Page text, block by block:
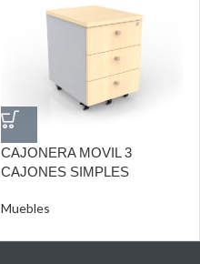
CAJONERA MOVIL 3
CAJONES SIMPLES
Muebles